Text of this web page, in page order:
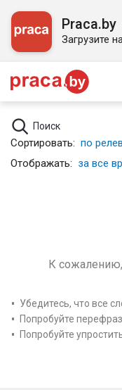
Praca.by
Загрузите
Поиск
Сортировать: по
Отображать: за все
К
Убедитесь, что все
Попробуйте
Попробуйте